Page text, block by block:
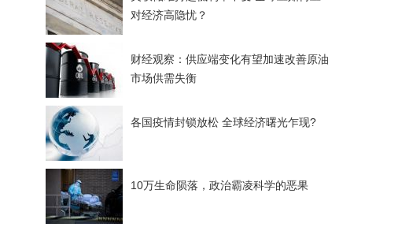
对经济高隐忧？
财经观察：供应端变化有望加速改善原油
市场供需失衡
各国疫情封锁放松 全球经济曙光乍现?
10万生命陨落，政治霸凌科学的恶果